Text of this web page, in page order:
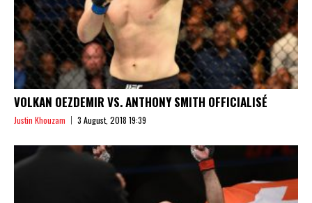
VOLKAN OEZDEMIR VS. ANTHONY SMITH OFFICIALISÉ
Justin Khouzam 3 August, 2018 19:39